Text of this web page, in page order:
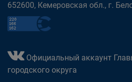
652600, Кемеровская обл., г.
Официальный аккаунт
городского округа